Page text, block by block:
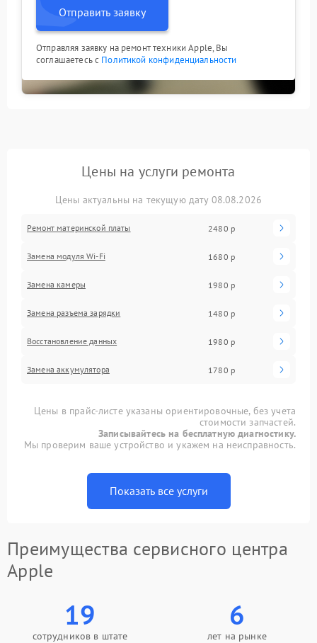
Отправить заявку
Отправляя заявку на ремонт техники Apple, Вы
соглашаетесь с Политикой конфиденциальности
Цены на услуги ремонта
Цены актуальны на текущую дату 08.08.2026
Ремонт материнской платы 2480 р
Замена модуля Wi-Fi 1680 р
Замена камеры 1980 р
Замена разъема зарядки 1480 р
Восстановление данных 1980 р
Замена аккумулятора 1780 р
Цены в прайс-листе указаны ориентировочные, без учета
стоимости запчастей.
Записывайтесь на бесплатную диагностику.
Мы проверим ваше устройство и укажем на неисправность.
Показать все услуги
Преимущества сервисного центра
Apple
19
сотрудников в штате
6
лет на рынке